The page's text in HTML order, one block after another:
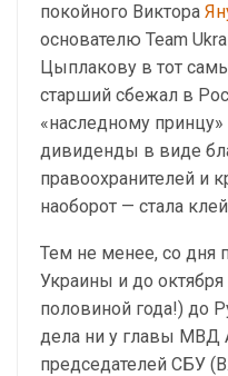
покойного Виктора
основателю Team
Цыплакову в тот
старший сбежал в
«наследному
дивиденды в виде
правоохранителей и
наоборот — стала
Тем не менее, со дня
Украины и до октября
половиной года!) до
дела ни у главы МВД
председателей СБУ